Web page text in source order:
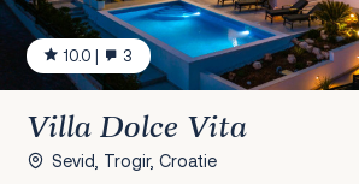
10.0 | 3
Villa Dolce Vita
Sevid, Trogir, Croatie